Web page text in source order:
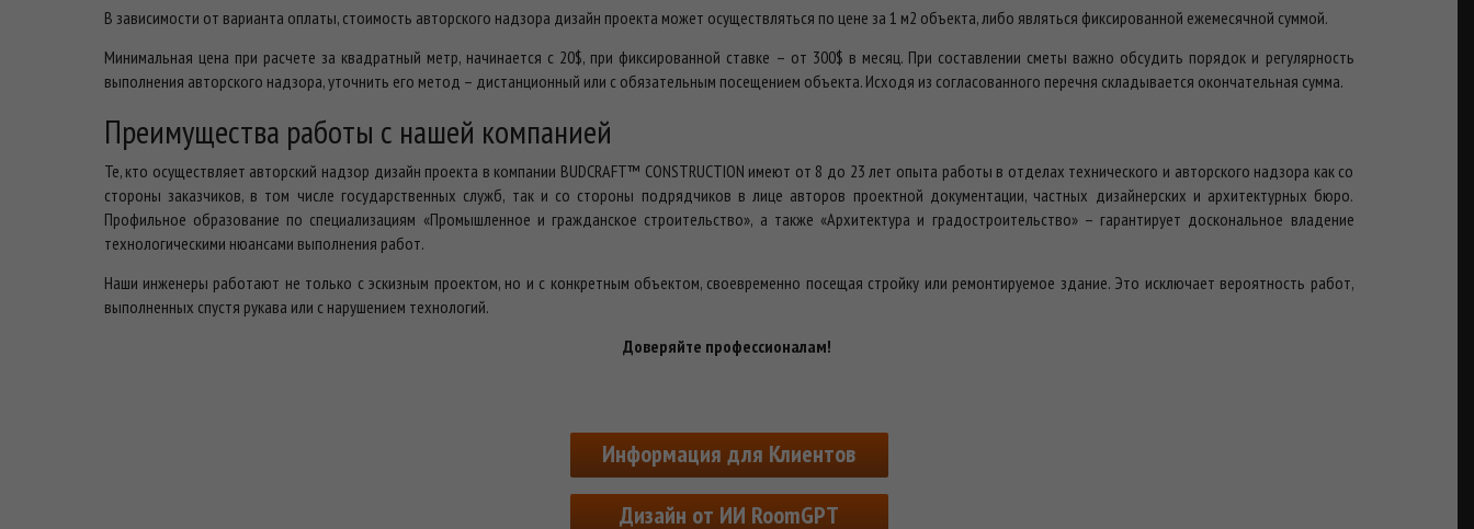
В зависимости от варианта оплаты, стоимость авторского надзора дизайн проекта может осуществляться по цене за 1 м2 объекта, либо являться фиксированной ежемесячной суммой.
Минимальная цена при расчете за квадратный метр, начинается с 20$, при фиксированной ставке – от 300$ в месяц. При составлении сметы важно обсудить порядок и регулярность
выполнения авторского надзора, уточнить его метод – дистанционный или с обязательным посещением объекта. Исходя из согласованного перечня складывается окончательная сумма.
Преимущества работы с нашей компанией
Те, кто осуществляет авторский надзор дизайн проекта в компании BUDCRAFT™ CONSTRUCTION имеют от 8 до 23 лет опыта работы в отделах технического и авторского надзора как со
стороны заказчиков, в том числе государственных служб, так и со стороны подрядчиков в лице авторов проектной документации, частных дизайнерских и архитектурных бюро.
Профильное образование по специализациям «Промышленное и гражданское строительство», а также «Архитектура и градостроительство» – гарантирует доскональное владение
технологическими нюансами выполнения работ.
Наши инженеры работают не только с эскизным проектом, но и с конкретным объектом, своевременно посещая стройку или ремонтируемое здание. Это исключает вероятность работ,
выполненных спустя рукава или с нарушением технологий.
Доверяйте профессионалам!
Информация для Клиентов
Дизайн от ИИ RoomGPT